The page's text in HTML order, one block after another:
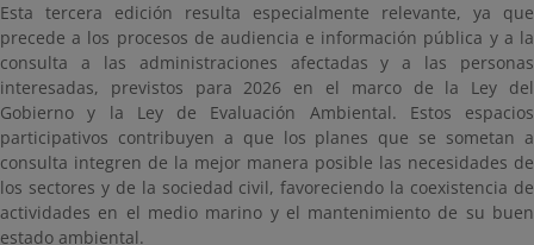
Esta tercera edición resulta especialmente relevante, ya que
precede a los procesos de audiencia e información pública y a la
consulta a las administraciones afectadas y a las personas
interesadas, previstos para 2026 en el marco de la Ley del
Gobierno y la Ley de Evaluación Ambiental. Estos espacios
participativos contribuyen a que los planes que se sometan a
consulta integren de la mejor manera posible las necesidades de
los sectores y de la sociedad civil, favoreciendo la coexistencia de
actividades en el medio marino y el mantenimiento de su buen
estado ambiental.